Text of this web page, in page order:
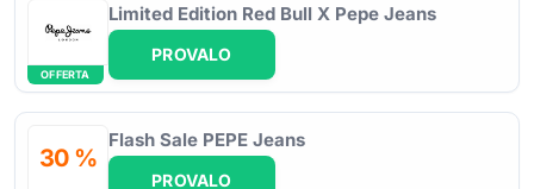
OFFERTA
Limited Edition Red Bull X Pepe Jeans
PROVALO
30 %
Flash Sale PEPE Jeans
PROVALO